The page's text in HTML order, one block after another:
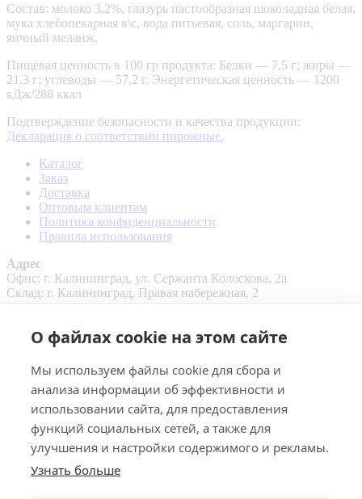
Состав: молоко 3,2%, глазурь пастообразная шоколадная белая,
мука хлебопекарная в\с, вода питьевая, соль, маргарин,
яичный меланж.
Пищевая ценность в 100 гр продукта: Белки — 7,5 г; жиры —
21,3 г; углеводы — 57,2 г. Энергетическая ценность — 1200
кДж/288 ккал
Подтверждение безопасности и качества продукции:
Декларация о соответствии пирожные.
Каталог
Заказ
Доставка
Оптовым клиентам
Политика конфиденциальности
Правила использования
Адрес
Офис: г. Калининград, ул. Сержанта Колоскова, 2а
Склад: г. Калининград, Правая набережная, 2
Телефон:+7 4012 35-27-27
О файлах cookie на этом сайте
Мы используем файлы cookie для сбора и
анализа информации об эффективности и
использовании сайта, для предоставления
функций социальных сетей, а также для
улучшения и настройки содержимого и рекламы.
Узнать больше